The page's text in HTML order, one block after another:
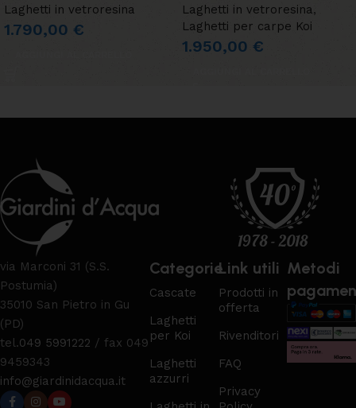
Laghetti in vetroresina
1.790,00 €
Laghetti in vetroresina,
Laghetti per carpe Koi
1.950,00 €
via Marconi 31 (S.S.
Postumia)
35010 San Pietro in Gu
(PD)
tel.049 5991222 / fax 049
9459343
info@giardinidacqua.it
Categorie
Cascate
Laghetti
per Koi
Laghetti
azzurri
Link utili
Prodotti in
offerta
Rivenditori
FAQ
Privacy
Metodi